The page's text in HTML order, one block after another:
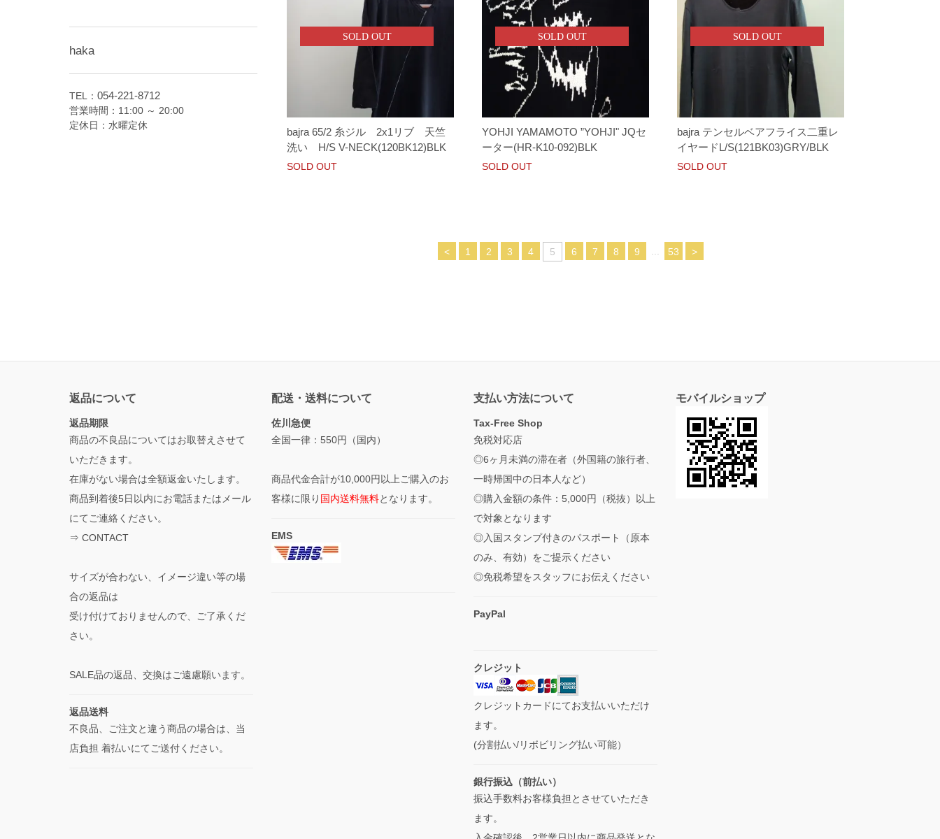
SOLD OUT
bajra 65/2 糸ジル 2x1リブ 天竺
洗い H/S V-NECK(120BK12)BLK
SOLD OUT
SOLD OUT
YOHJI YAMAMOTO ”YOHJI" JQセ
ーター(HR-K10-092)BLK
SOLD OUT
SOLD OUT
bajra テンセルベアフライス二重レ
イヤードL/S(121BK03)GRY/BLK
SOLD OUT
< 1 2 3 4 5 6 7 8 9 ... 53 >
haka
TEL： 054-221-8712
営業時間：11:00 ～ 20:00
定休日：水曜定休
返品について
返品期限
商品の不良品についてはお取替えさせて
いただきます。
在庫がない場合は全額返金いたします。
商品到着後5日以内にお電話またはメール
にてご連絡ください。
⇒ CONTACT
サイズが合わない、イメージ違い等の場
合の返品は
受け付けておりませんので、ご了承くだ
さい。
SALE品の返品、交換はご遠慮願います。
返品送料
不良品、ご注文と違う商品の場合は、当
店負担 着払いにてご送付ください。
配送・送料について
佐川急便
全国一律：550円（国内）
商品代金合計が10,000円以上ご購入のお
客様に限り 国内送料無料となります。
EMS
支払い方法について
Tax-Free Shop
免税対応店
◎6ヶ月未満の滞在者（外国籍の旅行者、
一時帰国中の日本人など）
◎購入金額の条件：5,000円（税抜）以上
で対象となります
◎入国スタンプ付きのパスポート（原本
のみ、有効）をご提示ください
◎免税希望をスタッフにお伝えください
PayPal
クレジット
クレジットカードにてお支払いいただけ
ます。
(分割払い/リボビリング払い可能）
銀行振込（前払い）
振込手数料お客様負担とさせていただき
ます。
モバイルショップ